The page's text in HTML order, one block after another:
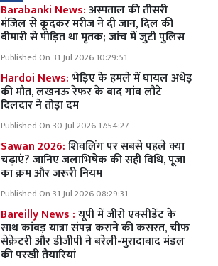
Barabanki News:अस्पताल की तीसरी
मंजिल से कूदकर मरीज ने दी जान, दिल की
बीमारी से पीड़ित था मृतक; जांच में जुटी पुलिस
Published On 31 Jul 2026 10:29:51
Hardoi News:भेड़िए के हमले में घायल अधेड़
की मौत, लखनऊ रेफर के बाद गांव लौटे
दिलदार ने तोड़ा दम
Published On 30 Jul 2026 17:54:27
Sawan 2026:शिवलिंग पर सबसे पहले क्या
चढ़ाएं? जानिए जलाभिषेक की सही विधि, पूजा
का क्रम और जरूरी नियम
Published On 31 Jul 2026 08:29:31
Bareilly News :यूपी में जीरो एक्सीडेंट के
साथ कांवड़ यात्रा संपन्न कराने की कसरत, चीफ
सेक्रेटरी और डीजीपी ने बरेली-मुरादाबाद मंडल
की परखी तैयारियां